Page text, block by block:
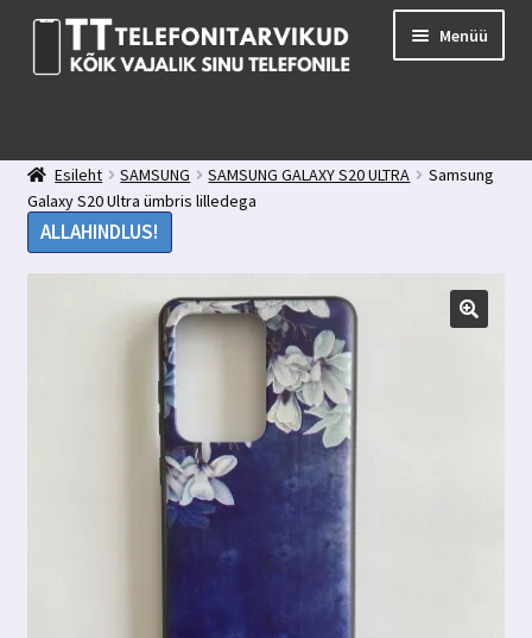
Liigu
navigeerimisele
Liigu
juurde
Menüü
Minu konto
Ostukorv
Kontakt
Esileht SAMSUNG SAMSUNG GALAXY S20 ULTRA
Samsung
Galaxy S20 Ultra ümbris lilledega
ALLAHINDLUS!